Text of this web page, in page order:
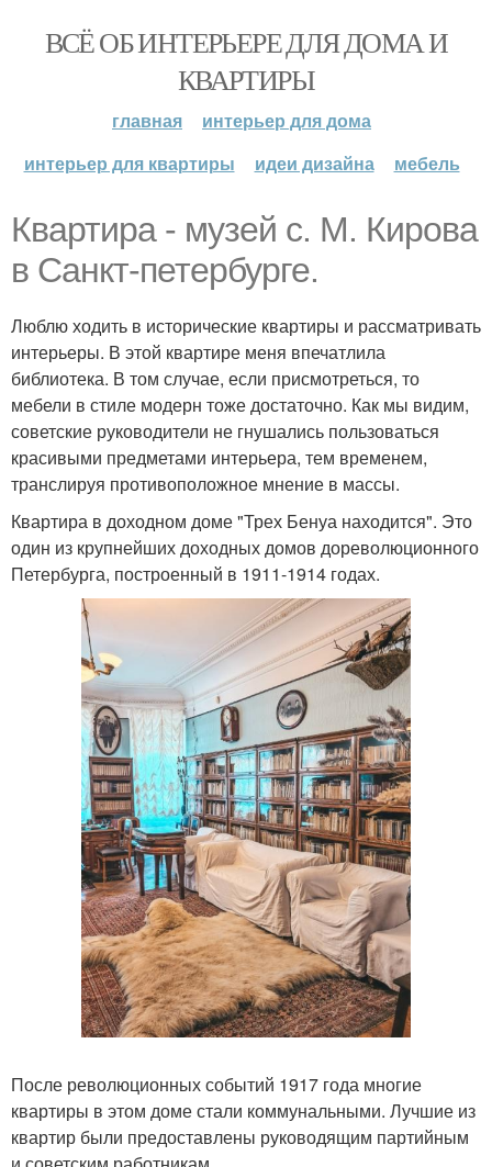
ВСЁ ОБ ИНТЕРЬЕРЕ ДЛЯ ДОМА И
КВАРТИРЫ
главная
интерьер для дома
интерьер для квартиры
идеи дизайна мебель
Квартира - музей с. М. Кирова
в Санкт-петербурге.
Люблю ходить в исторические квартиры и рассматривать
интерьеры. В этой квартире меня впечатлила
библиотека. В том случае, если присмотреться, то
мебели в стиле модерн тоже достаточно. Как мы видим,
советские руководители не гнушались пользоваться
красивыми предметами интерьера, тем временем,
транслируя противоположное мнение в массы.
Квартира в доходном доме "Трех Бенуа находится". Это
один из крупнейших доходных домов дореволюционного
Петербурга, построенный в 1911-1914 годах.
После революционных событий 1917 года многие
квартиры в этом доме стали коммунальными. Лучшие из
квартир были предоставлены руководящим партийным